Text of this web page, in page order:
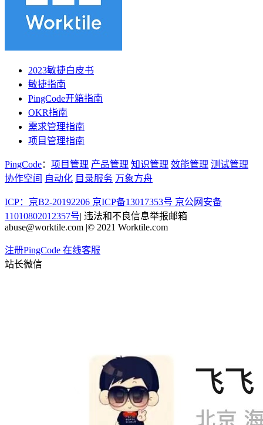
2023敏捷白皮书
敏捷指南
PingCode开箱指南
OKR指南
需求管理指南
项目管理指南
PingCode： 项目管理 产品管理 知识管理 效能管理 测试管理
协作空间 自动化 目录服务 万象方舟
ICP：京B2-20192206 京ICP备13017353号 京公网安备
11010802012357号| 违法和不良信息举报邮箱
abuse@worktile.com |© 2021 Worktile.com
注册PingCode 在线客服
站长微信